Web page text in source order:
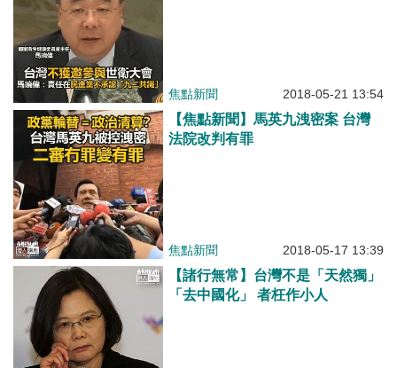
焦點新聞 2018-05-21 13:54
【焦點新聞】馬英九洩密案 台灣
法院改判有罪
焦點新聞 2018-05-17 13:39
【諸行無常】台灣不是「天然獨」
「去中國化」 者枉作小人